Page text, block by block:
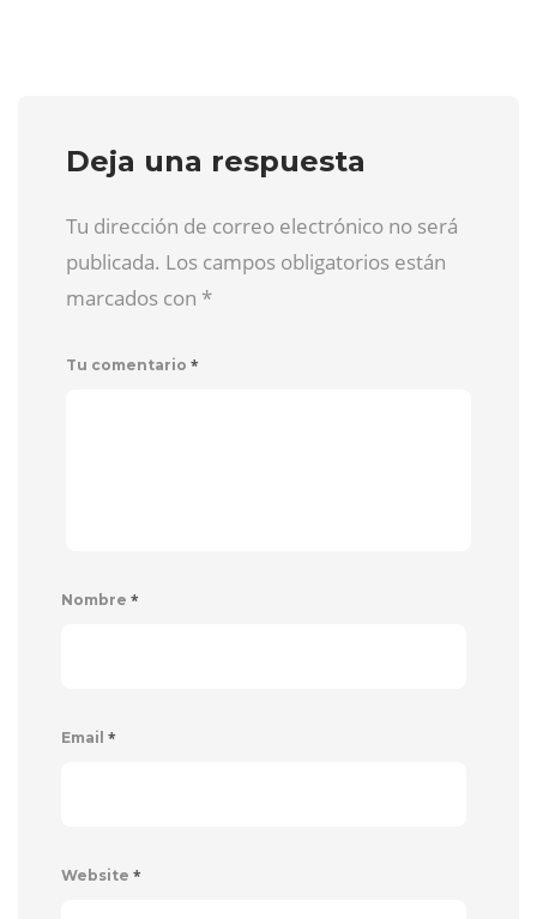
Deja una respuesta
Tu dirección de correo electrónico no será
publicada. Los campos obligatorios están
marcados con *
Tu comentario *
Nombre *
Email *
Website *